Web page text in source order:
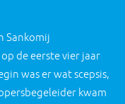
Sankomij
de eerste vier jaar
was er wat scepsis,
kwam